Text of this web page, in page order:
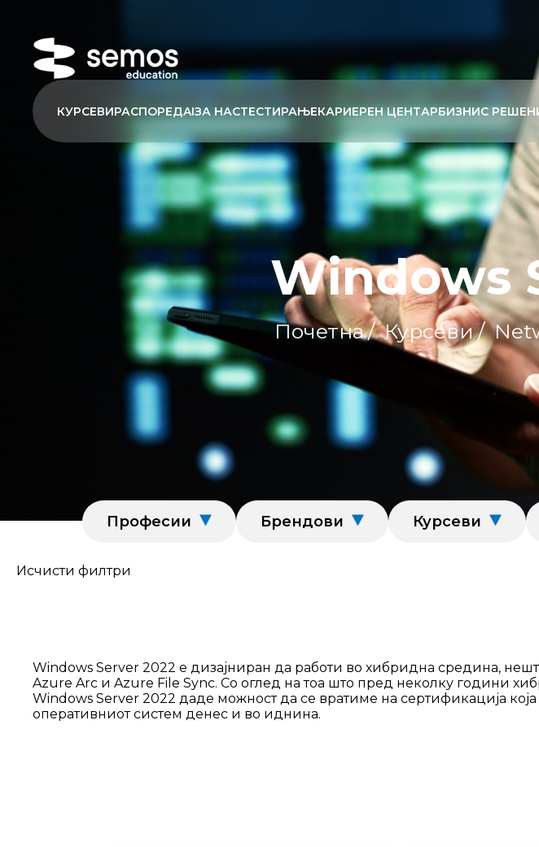
КУРСЕВИРАСПОРЕДAIЗА НАСТЕСТИРАЊЕКАРИЕРЕН ЦЕНТАРБИЗНИС
Windows
Почетна/Курсеви/
Професии Брендови Курсеви
Исчисти филтри
Windows Server 2022 е дизајниран да работи во хибридна средина,
Azure Arc и Azure File Sync. Со оглед на тоа што пред неколку години
Windows Server 2022 даде можност да се вратиме на сертификација која
оперативниот систем денес и во иднина.